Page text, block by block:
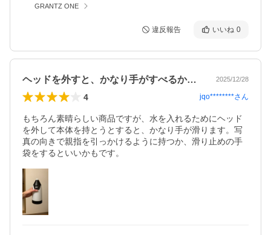
GRANTZ ONE
違反報告 いいね 0
ヘッドを外すと、かなり手がすべるかも。 2025/12/28
4 jqo********さん
もちろん素晴らしい商品ですが、水を入れるためにヘッド
を外して本体を持とうとすると、かなり手が滑ります。写
真の向きで親指を引っかけるように持つか、滑り止めの手
袋をするといいかもです。